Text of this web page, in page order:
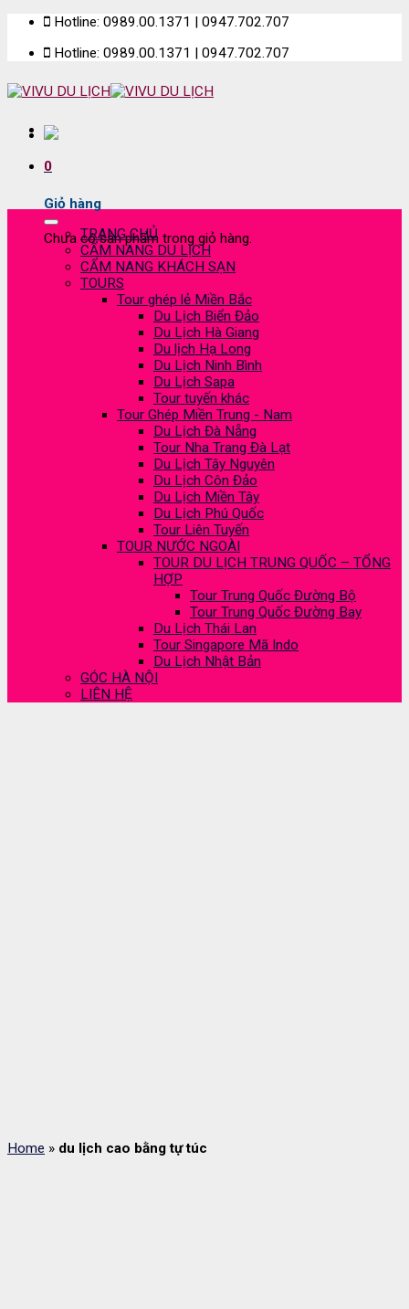
Skip
content
Hotline: 0989.00.1371 | 0947.702.707
Hotline: 0989.00.1371 | 0947.702.707
0
Giỏ hàng
Chưa có sản phẩm trong giỏ hàng.
TRANG CHỦ
CẨM NANG DU LỊCH
CẨM NANG KHÁCH SẠN
TOURS
Tour ghép lẻ Miền Bắc
Du Lịch Biển Đảo
Du Lịch Hà Giang
Du lịch Hạ Long
Du Lịch Ninh Bình
Du Lịch Sapa
Tour tuyến khác
Tour Ghép Miền Trung - Nam
Du Lịch Đà Nẵng
Tour Nha Trang Đà Lạt
Du Lịch Tây Nguyên
Du Lịch Côn Đảo
Du Lịch Miền Tây
Du Lịch Phú Quốc
Tour Liên Tuyến
TOUR NƯỚC NGOÀI
TOUR DU LỊCH TRUNG QUỐC – TỔNG
HỢP
Tour Trung Quốc Đường Bộ
Tour Trung Quốc Đường Bay
Du Lịch Thái Lan
Tour Singapore Mã Indo
Du Lịch Nhật Bản
GÓC HÀ NỘI
LIÊN HỆ
Home » du lịch cao bằng tự túc